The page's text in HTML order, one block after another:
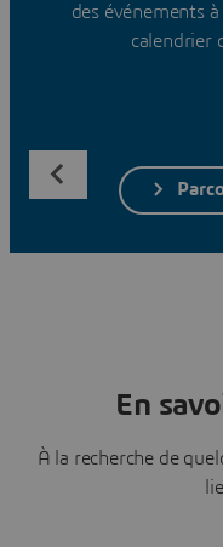
des événements
calendrier
En
À la recherche de